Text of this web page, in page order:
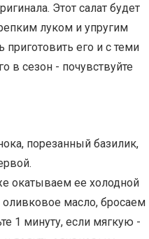
Этот салат будет
луком и упругим
его и с теми
в сезон - почувствуйте
порезанный базилик,
окатываем ее холодной
оливковое масло, бросаем
1 минуту, если мягкую -